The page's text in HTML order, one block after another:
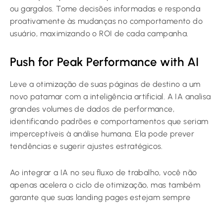
ou gargalos. Tome decisões informadas e responda
proativamente às mudanças no comportamento do
usuário, maximizando o ROI de cada campanha.
Push for Peak Performance with AI
Leve a otimização de suas páginas de destino a um
novo patamar com a inteligência artificial. A IA analisa
grandes volumes de dados de performance,
identificando padrões e comportamentos que seriam
imperceptíveis à análise humana. Ela pode prever
tendências e sugerir ajustes estratégicos.
Ao integrar a IA no seu fluxo de trabalho, você não
apenas acelera o ciclo de otimização, mas também
garante que suas landing pages estejam sempre